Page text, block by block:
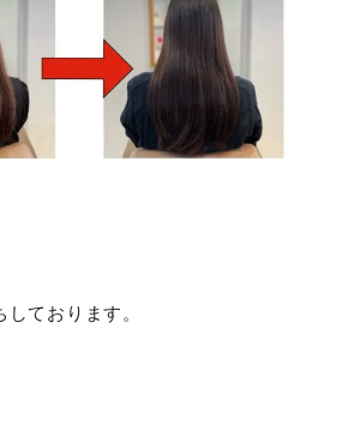
ております。